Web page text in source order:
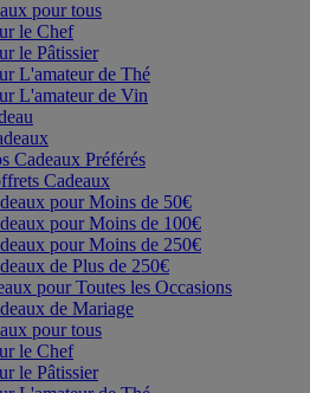
pour tous
le Chef
le Pâtissier
L'amateur de Thé
L'amateur de Vin
Cadeaux Préférés
Cadeaux
pour Moins de 50€
pour Moins de 100€
pour Moins de 250€
de Plus de 250€
pour Toutes les Occasions
de Mariage
pour tous
le Chef
le Pâtissier